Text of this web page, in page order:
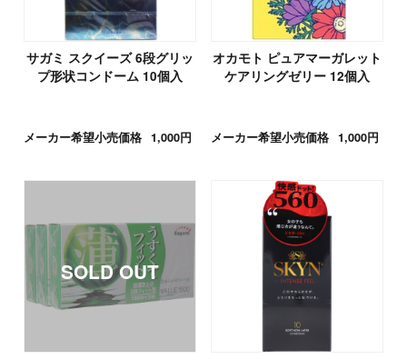
サガミ スクイーズ 6段グリッ
プ形状コンドーム 10個入
メーカー希望小売価格 1,000円
オカモト ピュアマーガレット
ケアリングゼリー 12個入
メーカー希望小売価格 1,000円